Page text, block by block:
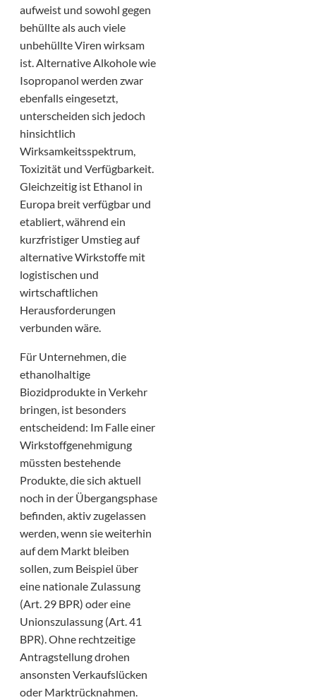
aufweist und sowohl gegen
behüllte als auch viele
unbehüllte Viren wirksam
ist. Alternative Alkohole wie
Isopropanol werden zwar
ebenfalls eingesetzt,
unterscheiden sich jedoch
hinsichtlich
Wirksamkeitsspektrum,
Toxizität und Verfügbarkeit.
Gleichzeitig ist Ethanol in
Europa breit verfügbar und
etabliert, während ein
kurzfristiger Umstieg auf
alternative Wirkstoffe mit
logistischen und
wirtschaftlichen
Herausforderungen
verbunden wäre.
Für Unternehmen, die
ethanolhaltige
Biozidprodukte in Verkehr
bringen, ist besonders
entscheidend: Im Falle einer
Wirkstoffgenehmigung
müssten bestehende
Produkte, die sich aktuell
noch in der Übergangsphase
befinden, aktiv zugelassen
werden, wenn sie weiterhin
auf dem Markt bleiben
sollen, zum Beispiel über
eine nationale Zulassung
(Art. 29 BPR) oder eine
Unionszulassung (Art. 41
BPR). Ohne rechtzeitige
Antragstellung drohen
ansonsten Verkaufslücken
oder Marktrücknahmen.